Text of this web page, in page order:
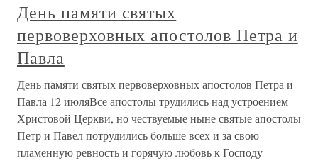
День памяти святых
первоверховных апостолов Петра и
Павла
День памяти святых первоверховных апостолов Петра и
Павла 12 июляВсе апостолы трудились над устроением
Христовой Церкви, но чествуемые ныне святые апостолы
Петр и Павел потрудились больше всех и за свою
пламенную ревность и горячую любовь к Господу